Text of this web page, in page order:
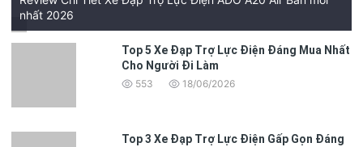
theo xe
nhất 2026
Top 5 Xe Đạp Trợ Lực Điện Đáng Mua Nhất
Cho Người Đi Làm
553 18/06/2026
Top 3 Xe Đạp Trợ Lực Điện Gấp Gọn Đáng